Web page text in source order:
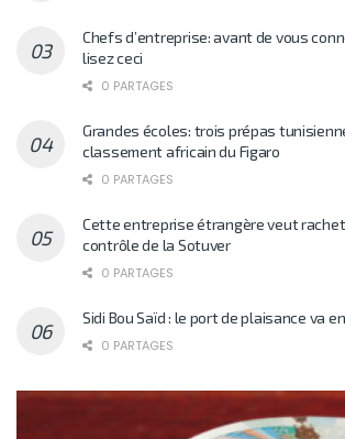
Chefs d’entreprise: avant de vous
lisez ceci
0 PARTAGES
Grandes écoles: trois prépas
classement africain du Figaro
0 PARTAGES
Cette entreprise étrangère veut
contrôle de la Sotuver
0 PARTAGES
Sidi Bou Saïd : le port de plaisance va
0 PARTAGES